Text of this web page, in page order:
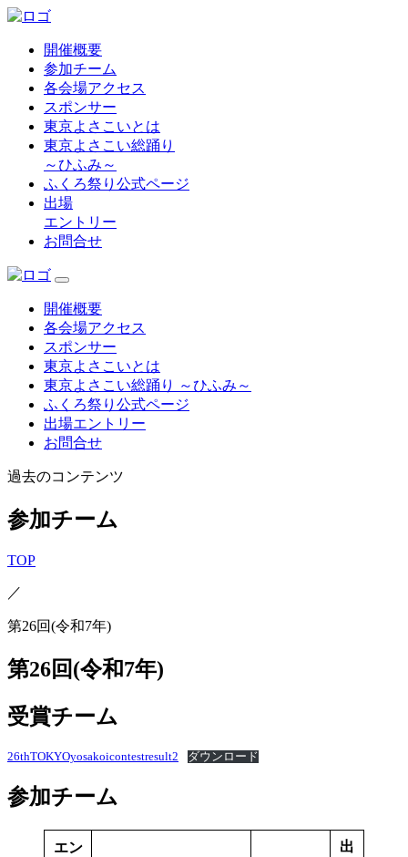
開催概要
参加チーム
各会場アクセス
スポンサー
東京よさこいとは
東京よさこい総踊り
～ひふみ～
ふくろ祭り公式ページ
出場
エントリー
お問合せ
開催概要
各会場アクセス
スポンサー
東京よさこいとは
東京よさこい総踊り ～ひふみ～
ふくろ祭り公式ページ
出場エントリー
お問合せ
過去のコンテンツ
参加チーム
TOP
／
第26回(令和7年)
第26回(令和7年)
受賞チーム
26thTOKYOyosakoicontestresult2 ダウンロード
参加チーム
エン
出